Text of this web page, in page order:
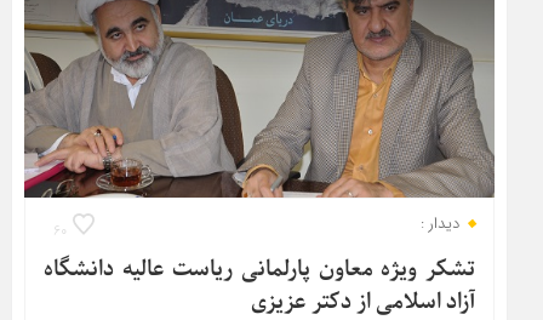
۶۰ دیدار :
تشکر ویژه معاون پارلمانی ریاست عالیه دانشگاه
آزاد اسلامی از دکتر عزیزی